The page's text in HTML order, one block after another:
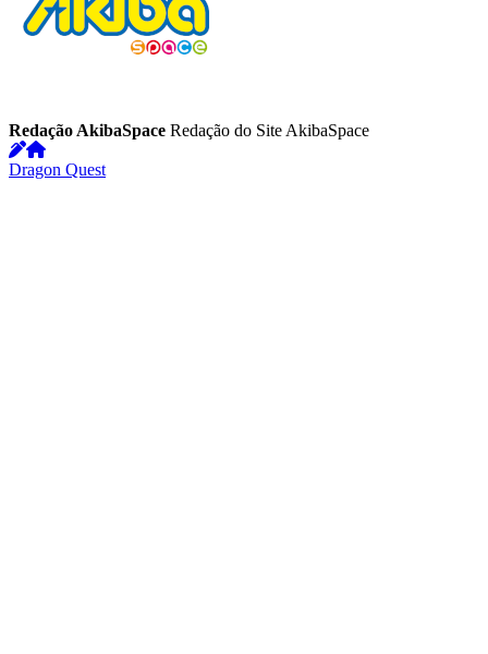
Redação AkibaSpace Redação do Site AkibaSpace
Dragon Quest